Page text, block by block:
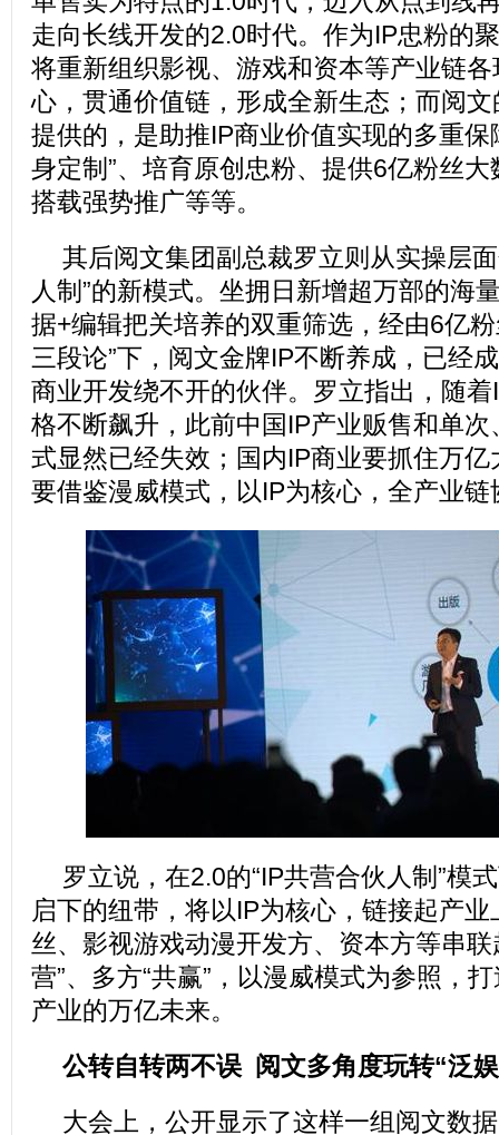
走向长线开发的2.0时代。作为IP忠粉的
将重新组织影视、游戏和资本等产业链
心，贯通价值链，形成全新生态；而阅
提供的，是助推IP商业价值实现的多重保
身定制”、培育原创忠粉、提供6亿粉丝
搭载强势推广等等。
其后阅文集团副总裁罗立则从实操层
人制”的新模式。坐拥日新增超万部的海
据+编辑把关培养的双重筛选，经由6亿
三段论”下，阅文金牌IP不断养成，已经
商业开发绕不开的伙伴。罗立指出，随
格不断飙升，此前中国IP产业贩售和单
式显然已经失效；国内IP商业要抓住万
要借鉴漫威模式，以IP为核心，全产业
罗立说，在2.0的“IP共营合伙人制”模
启下的纽带，将以IP为核心，链接起产
丝、影视游戏动漫开发方、资本方等串
营”、多方“共赢”，以漫威模式为参照，
产业的万亿未来。
公转自转两不误 阅文多角度玩转“泛
大会上，公开显示了这样一组阅文数